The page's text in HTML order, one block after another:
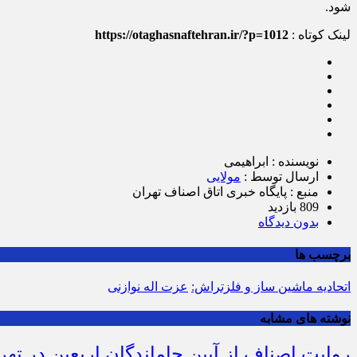
شود.
لینک کوتاه : https://otaghasnaftehran.ir/?p=1012
نویسنده : ابراهیمی
ارسال توسط : مولایی
منبع : پایگاه خبری اتاق اصناف تهران
809 بازدید
بدون دیدگاه
برچسب ها
اتحادیه ماشین ساز و فلزتراش: عزت اله نوازنی
نوشته های مشابه